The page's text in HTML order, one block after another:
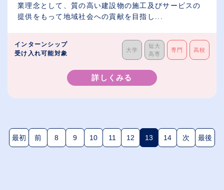
業理念として、質の高い建設物の施工及びサービスの
提供をもって地域社会への貢献を目指し...
インターンシップ
受け入れ可能対象
大学
短大
高専
専門 高校
詳しくみる
最初 前 8 9 10 11 12 13(現在のページ)
14 次 最後